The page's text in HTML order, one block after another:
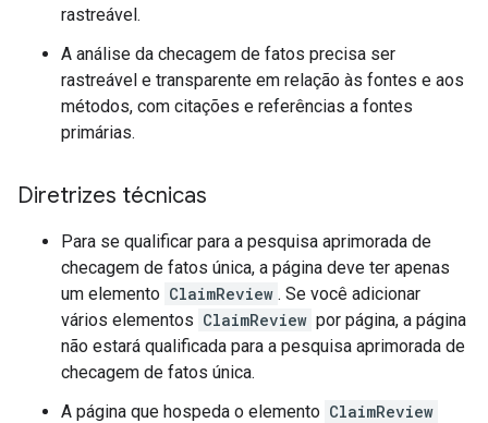
rastreável.
A análise da checagem de fatos precisa ser
rastreável e transparente em relação às fontes e aos
métodos, com citações e referências a fontes
primárias.
Diretrizes técnicas
Para se qualificar para a pesquisa aprimorada de
checagem de fatos única, a página deve ter apenas
um elemento ClaimReview . Se você adicionar
vários elementos ClaimReview por página, a página
não estará qualificada para a pesquisa aprimorada de
checagem de fatos única.
A página que hospeda o elemento ClaimReview